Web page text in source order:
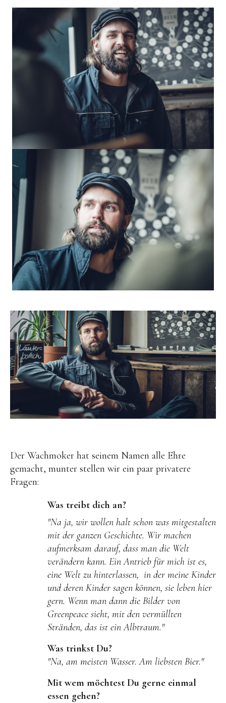
Der Wachmoker hat seinem Namen alle Ehre
gemacht, munter stellen wir ein paar privatere
Fragen:
Was treibt dich an?
"Na ja, wir wollen halt schon was mitgestalten
mit der ganzen Geschichte. Wir machen
aufmerksam darauf, dass man die Welt
verändern kann. Ein Antrieb für mich ist es,
eine Welt zu hinterlassen, in der meine Kinder
und deren Kinder sagen können, sie leben hier
gern. Wenn man dann die Bilder von
Greenpeace sieht, mit den vermüllten
Stränden, das ist ein Albtraum."
Was trinkst Du?
"Na, am meisten Wasser. Am liebsten Bier."
Mit wem möchtest Du gerne einmal
essen gehen?